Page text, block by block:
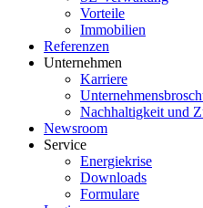
Vorteile
Immobilien
Referenzen
Unternehmen
Karriere
Nachhaltigkeit und
Newsroom
Service
Energiekrise
Downloads
Formulare